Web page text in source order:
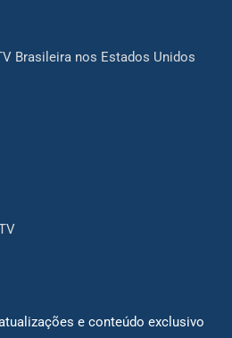
Brasileira nos Estados Unidos
e conteúdo exclusivo